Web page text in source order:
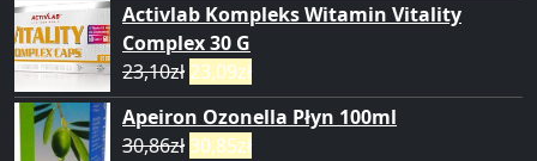
Activlab Kompleks Witamin Vitality
Complex 30 G
23,10zł 23,09zł
Apeiron Ozonella Płyn 100ml
30,86zł 30,85zł